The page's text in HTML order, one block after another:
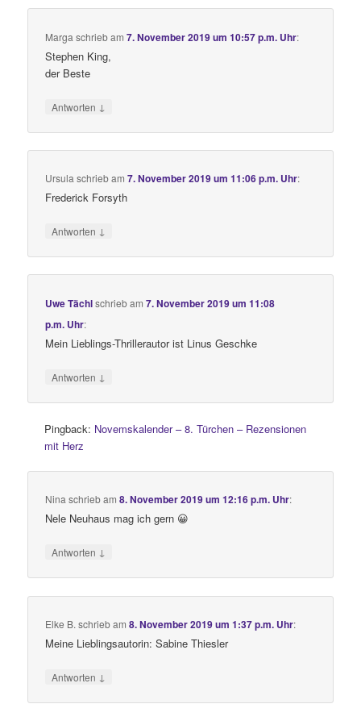
Marga schriebam7. November 2019 um 10:57 p.m. Uhr:
Stephen King,
der Beste
Antworten ↓
Ursula schriebam7. November 2019 um 11:06 p.m. Uhr:
Frederick Forsyth
Antworten ↓
Uwe Tächlschriebam7. November 2019 um 11:08
p.m. Uhr:
Mein Lieblings-Thrillerautor ist Linus Geschke
Antworten ↓
Pingback: Novemskalender – 8. Türchen – Rezensionen
mit Herz
Nina schriebam8. November 2019 um 12:16 p.m. Uhr:
Nele Neuhaus mag ich gern 😀
Antworten ↓
Elke B. schriebam8. November 2019 um 1:37 p.m. Uhr:
Meine Lieblingsautorin: Sabine Thiesler
Antworten ↓